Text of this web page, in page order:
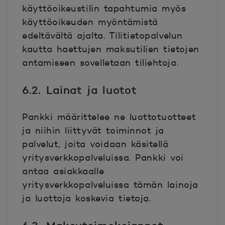
käyttöoikeustilin tapahtumia myös
käyttöoikeuden myöntämistä
edeltävältä ajalta. Tilitietopalvelun
kautta haettujen maksutilien tietojen
antamiseen sovelletaan tiliehtoja.
6.2. Lainat ja luotot
Pankki määrittelee ne luottotuotteet
ja niihin liittyvät toiminnot ja
palvelut, joita voidaan käsitellä
yritysverkkopalveluissa. Pankki voi
antaa asiakkaalle
yritysverkkopalveluissa tämän lainoja
ja luottoja koskevia tietoja.